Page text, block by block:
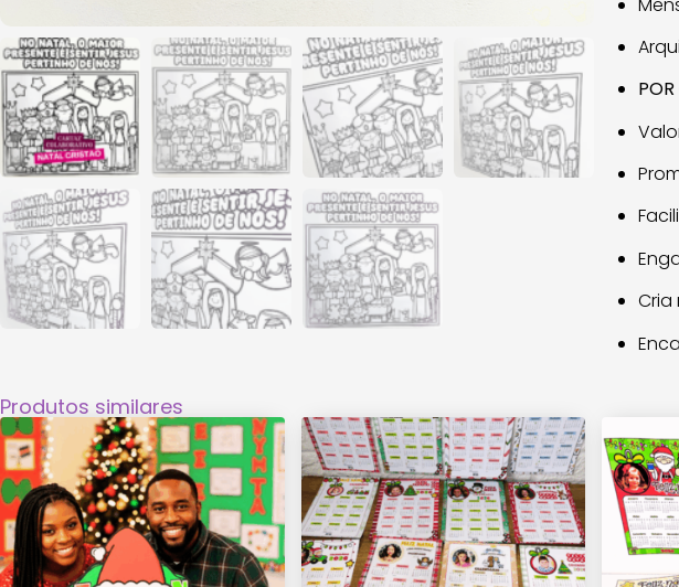
Cria
Produtos similares